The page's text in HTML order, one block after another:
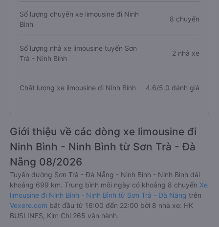
Số lượng chuyến xe limousine đi Ninh
Bình
8 chuyến
Số lượng nhà xe limousine tuyến Sơn
Trà - Ninh Bình
2 nhà xe
Chất lượng xe limousine đi Ninh Bình 4.6/5.0 đánh giá
Giới thiệu về các dòng xe limousine đi
Ninh Bình - Ninh Bình từ Sơn Trà - Đà
Nẵng 08/2026
Tuyến đường Sơn Trà - Đà Nẵng - Ninh Bình - Ninh Bình dài
khoảng 699 km. Trung bình mỗi ngày có khoảng 8 chuyến Xe
limousine đi Ninh Bình - Ninh Bình từ Sơn Trà - Đà Nẵng trên
Vexere.com bắt đầu từ 16:00 đến 22:00 bởi 8 nhà xe: HK
BUSLINES, Kim Chi 265 vận hành.